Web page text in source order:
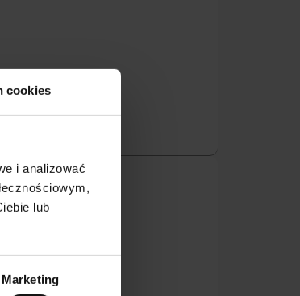
cookies
i analizować
lub
Marketing